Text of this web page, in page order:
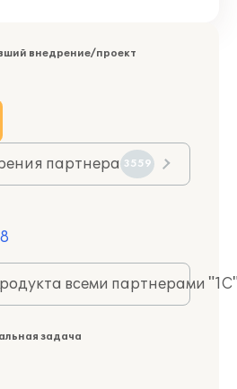
внедрение/проект
партнера 3559
всеми партнерами
задача